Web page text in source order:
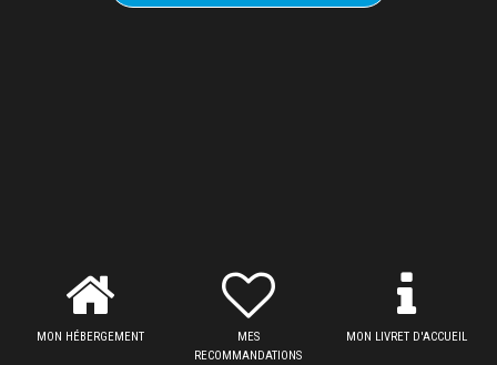
MON HÉBERGEMENT
MES
RECOMMANDATIONS
MON LIVRET D'ACCUEIL